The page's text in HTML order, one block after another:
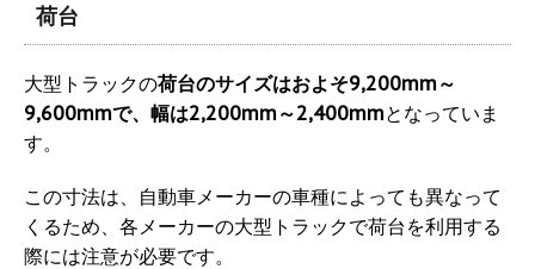
荷台
大型トラックの荷台のサイズはおよそ9,200mm～
9,600mmで、幅は2,200mm～2,400mmとなっていま
す。
この寸法は、自動車メーカーの車種によっても異なって
くるため、各メーカーの大型トラックで荷台を利用する
際には注意が必要です。